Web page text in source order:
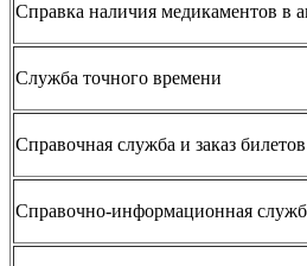
Справка наличия медикаментов в
Служба точного времени
Справочная служба и заказ билетов
Справочно-информационная